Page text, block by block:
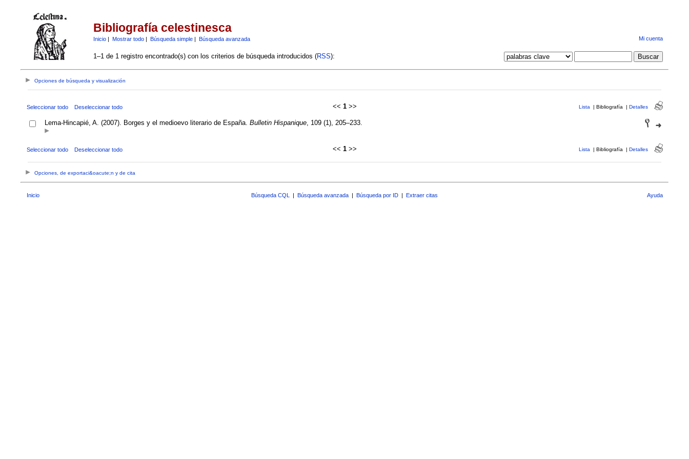
Bibliografía celestinesca
Inicio| Mostrar todo| Búsqueda simple| Búsqueda avanzada Mi cuenta
1–1 de 1 registro encontrado(s) con los criterios de búsqueda introducidos (RSS):
Opciones de búsqueda y visualización
Seleccionar todo Deseleccionar todo << 1>> Lista | Bibliografía | Detalles
Lema-Hincapié, A. (2007). Borges y el medioevo literario de España. Bulletin Hispanique, 109 (1), 205–233.
Seleccionar todo Deseleccionar todo << 1>> Lista | Bibliografía | Detalles
Opciones, de exportaci&oacute;n y de cita
Inicio Búsqueda CQL | Búsqueda avanzada | Búsqueda por ID | Extraer citas Ayuda